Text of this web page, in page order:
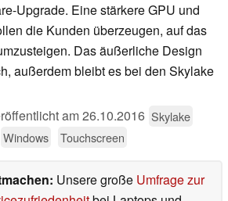
Upgrade. Eine stärkere GPU und
die Kunden überzeugen, auf das
Das äußerliche Design
außerdem bleibt es bei den Skylake
am26.10.2016 Skylake
Windows Touchscreen
Unsere große Umfrage zur